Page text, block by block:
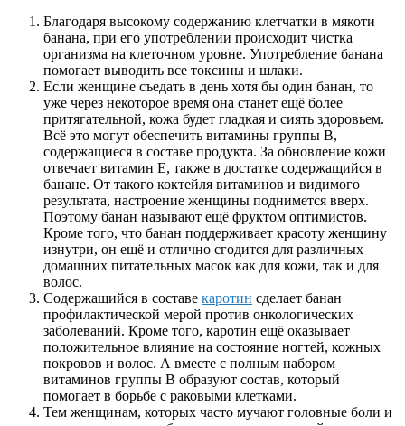
Благодаря высокому содержанию клетчатки в мякоти
банана, при его употреблении происходит чистка
организма на клеточном уровне. Употребление банана
помогает выводить все токсины и шлаки.
Если женщине съедать в день хотя бы один банан, то
уже через некоторое время она станет ещё более
притягательной, кожа будет гладкая и сиять здоровьем.
Всё это могут обеспечить витамины группы В,
содержащиеся в составе продукта. За обновление кожи
отвечает витамин Е, также в достатке содержащийся в
банане. От такого коктейля витаминов и видимого
результата, настроение женщины поднимется вверх.
Поэтому банан называют ещё фруктом оптимистов.
Кроме того, что банан поддерживает красоту женщину
изнутри, он ещё и отлично сгодится для различных
домашних питательных масок как для кожи, так и для
волос.
Содержащийся в составе каротин сделает банан
профилактической мерой против онкологических
заболеваний. Кроме того, каротин ещё оказывает
положительное влияние на состояние ногтей, кожных
покровов и волос. А вместе с полным набором
витаминов группы В образуют состав, который
помогает в борьбе с раковыми клетками.
Тем женщинам, которых часто мучают головные боли и